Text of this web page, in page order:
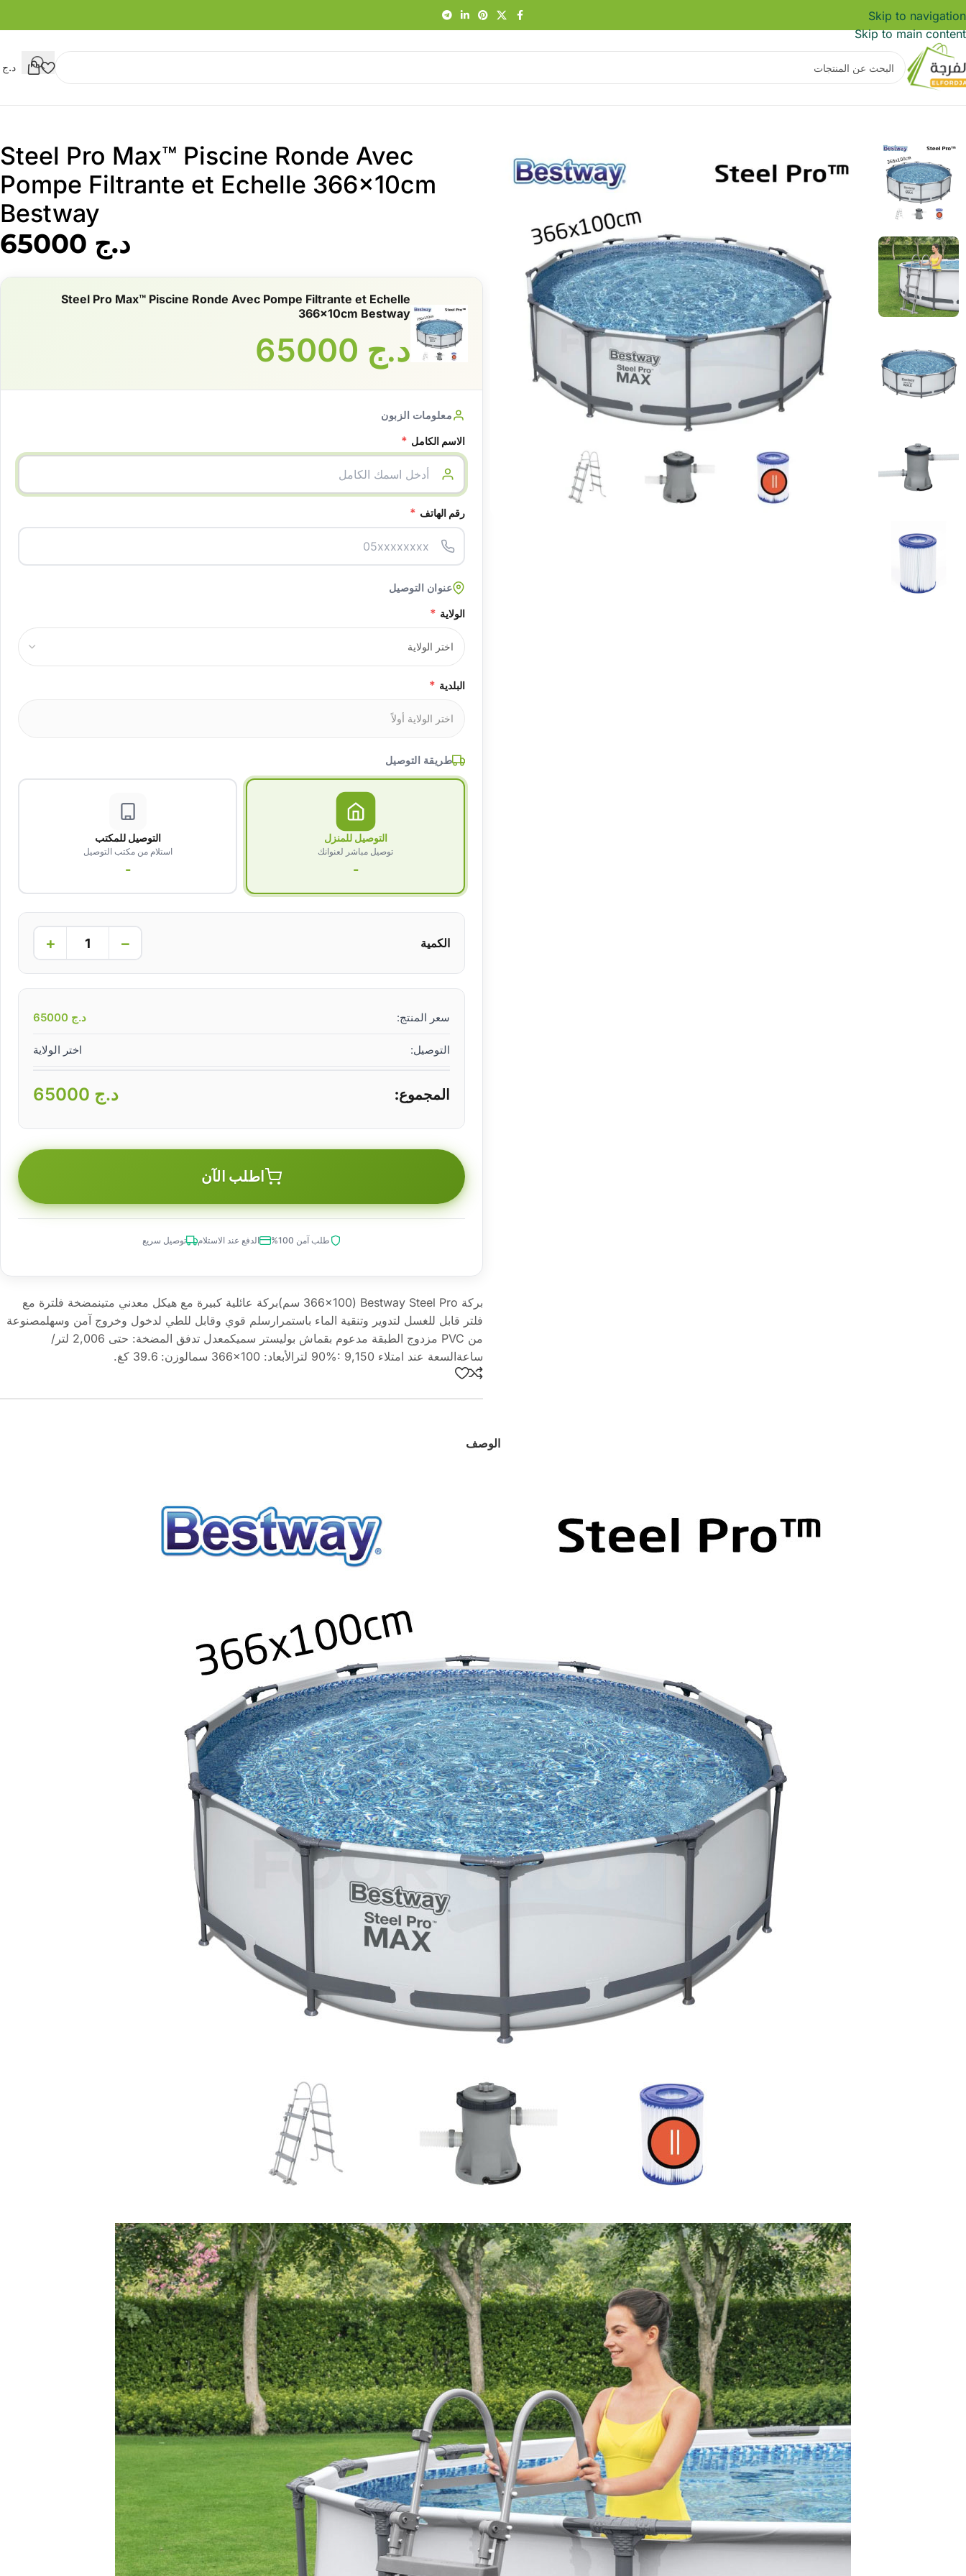
Skip to navigation
Skip to main content
د.ج
Steel Pro Max™ Piscine Ronde Avec
Pompe Filtrante et Echelle 366x10cm
Bestway
د.ج
Steel Pro Max™ Piscine Ronde Avec Pompe Filtrante et Echelle
366x10cm Bestway
د.ج
معلومات الزبون
الاسم الكامل *
رقم الهاتف *
عنوان التوصيل
الولاية *
البلدية *
طريقة التوصيل
التوصيل للمنزل
توصيل مباشر لعنوانك
-
التوصيل للمكتب
استلام من مكتب التوصيل
-
الكمية −
+
سعر المنتج: د.ج
التوصيل: اختر الولاية
المجموع: د.ج
اطلب الآن
طلب آمن 100% الدفع عند الاستلام توصيل سريع
بركة Bestway Steel Pro (366×100 سم)بركة عائلية كبيرة مع هيكل معدني متينمضخة فلترة مع
فلتر قابل للغسل لتدوير وتنقية الماء باستمرارسلم قوي وقابل للطي لدخول وخروج آمن وسهلمصنوعة
من PVC مزدوج الطبقة مدعوم بقماش بوليستر سميكمعدل تدفق المضخة: حتى ‎2,006 لتر/
ساعةالسعة عند امتلاء ‎90%: ‎9,150 لترالأبعاد: ‎366×100 سمالوزن: ‎39.6 كغ.
الوصف